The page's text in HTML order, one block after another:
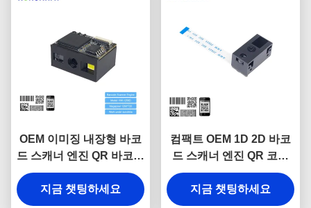
OEM 이미징 내장형 바코
드 스캐너 엔진 QR 바코드
스캔 엔진 눈부심 방지
지금 챗팅하세요
컴팩트 OEM 1D 2D 바코
드 스캐너 엔진 QR 코드
리더 모듈 0.3MP 픽셀
지금 챗팅하세요